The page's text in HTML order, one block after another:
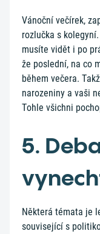
Vánoční večírek,
rozlučka s
musíte vidět i po
že poslední, na co
během večera.
narozeniny a vaši
Tohle všichni
5.
Některá témata je
související s